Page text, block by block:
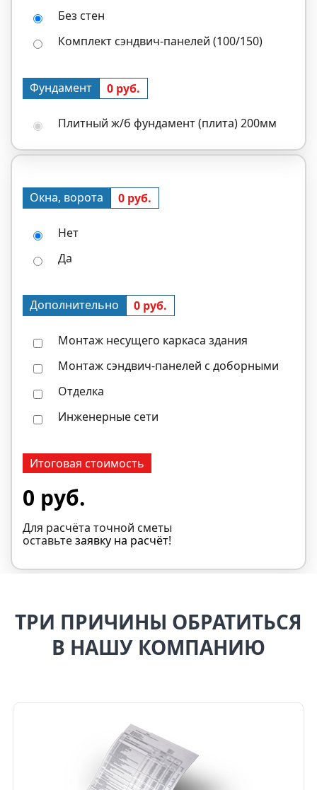
Без стен
Комплект сэндвич-панелей (100/150)
Фундамент 0 руб.
Плитный ж/б фундамент (плита) 200мм
Окна, ворота 0 руб.
Нет
Да
Дополнительно 0 руб.
Монтаж несущего каркаса здания
Монтаж сэндвич-панелей с доборными
Отделка
Инженерные сети
Итоговая стоимость
0 руб.
Для расчёта точной сметы
оставьтезаявку на расчёт!
ТРИ ПРИЧИНЫ ОБРАТИТЬСЯ
В НАШУ КОМПАНИЮ